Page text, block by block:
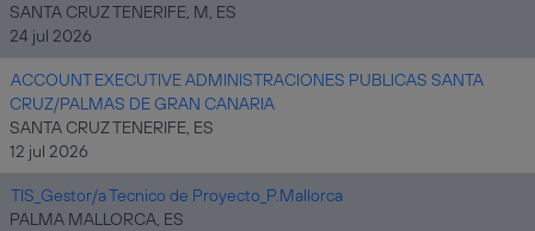
SANTA CRUZ TENERIFE, M, ES
24 jul 2026
ACCOUNT EXECUTIVE ADMINISTRACIONES PUBLICAS SANTA
CRUZ/PALMAS DE GRAN CANARIA
SANTA CRUZ TENERIFE, ES
12 jul 2026
TIS_Gestor/a Tecnico de Proyecto_P.Mallorca
PALMA MALLORCA, ES